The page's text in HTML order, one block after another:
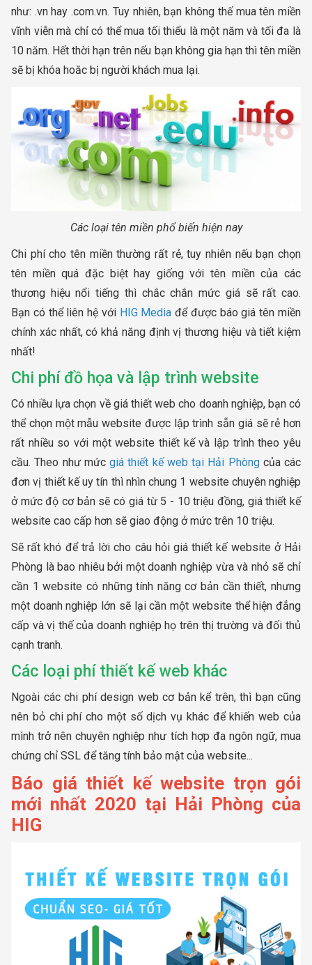
như: .vn hay .com.vn. Tuy nhiên, bạn không thế mua tên miền
vĩnh viễn mà chỉ có thể mua tối thiểu là một năm và tối đa là
10 năm. Hết thời hạn trên nếu bạn không gia hạn thì tên miền
sẽ bị khóa hoăc bị người khách mua lại.
Các loại tên miền phổ biến hiện nay
Chi phí cho tên miền thường rất rẻ, tuy nhiên nếu bạn chọn
tên miền quá đặc biệt hay giống với tên miền của các
thương hiệu nổi tiếng thì chắc chắn mức giá sẽ rất cao.
Bạn có thể liên hệ với HIG Media để được báo giá tên miền
chính xác nhất, có khả năng định vị thương hiệu và tiết kiệm
nhất!
Chi phí đồ họa và lập trình website
Có nhiều lựa chọn về giá thiết web cho doanh nghiệp, bạn có
thể chọn một mẫu website được lập trình sẵn giá sẽ rẻ hơn
rất nhiều so với một website thiết kế và lập trình theo yêu
cầu. Theo như mức giá thiết kế web tại Hải Phòngcủa các
đơn vị thiết kế uy tín thì nhìn chung 1 website chuyên nghiệp
ở mức độ cơ bản sẽ có giá từ 5 - 10 triệu đồng, giá thiết kế
website cao cấp hơn sẽ giao động ở mức trên 10 triệu.
Sẽ rất khó để trả lời cho câu hỏi giá thiết kế website ở Hải
Phòng là bao nhiêu bởi một doanh nghiệp vừa và nhỏ sẽ chỉ
cần 1 website có những tính năng cơ bản cần thiết, nhưng
một doanh nghiệp lớn sẽ lại cần một website thể hiện đẳng
cấp và vị thế của doanh nghiệp họ trên thị trường và đối thủ
cạnh tranh.
Các loại phí thiết kế web khác
Ngoài các chi phí design web cơ bản kể trên, thì bạn cũng
nên bỏ chi phí cho một số dịch vụ khác để khiến web của
mình trở nên chuyên nghiệp như tích hợp đa ngôn ngữ, mua
chứng chỉ SSL để tăng tính bảo mật của website...
Báo giá thiết kế website trọn gói
mới nhất 2020 tại Hải Phòng của
HIG